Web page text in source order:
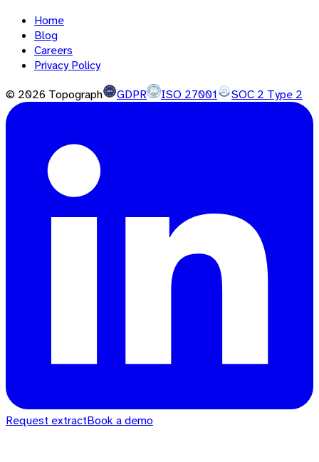
Home
Blog
Careers
Privacy Policy
© 2026 Topograph GDPR ISO 27001 SOC 2 Type 2
Request extractBook a demo